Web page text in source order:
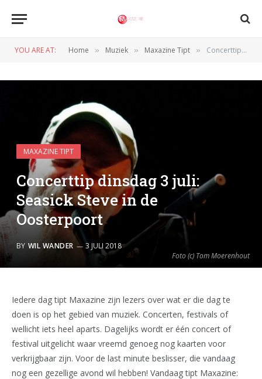
YOU ARE AT: Home » Muziek » Maxazine Tipt » Concerttip dinsdag 3 juli: Seasick Steve in de Oosterpoort
Foto (c) Tom Moerenhout
MAXAZINE TIPT
Concerttip dinsdag 3 juli:
Seasick Steve in de
Oosterpoort
BY WIL WANDER 3 JULI 2018
Iedere dag tipt Maxazine zijn lezers over wat er die dag te
doen is op het gebied van muziek. Concerten, festivals of
wellicht iets heel aparts. Dagelijks wordt er één concert of
festival uitgelicht waar vreemd genoeg nog kaarten voor
verkrijgbaar zijn. Voor de last minute beslisser, die vandaag
nog een gezellige avond wil hebben! Vandaag tipt Maxazine: